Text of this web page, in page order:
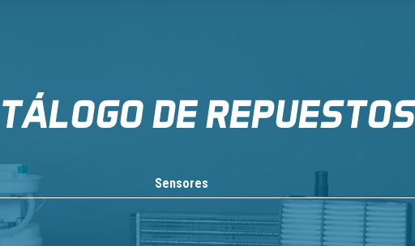
DE REPUESTOS
Sensores